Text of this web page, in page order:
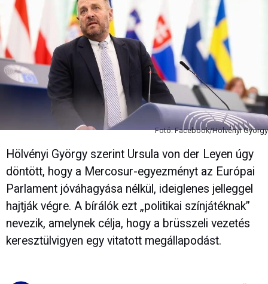
Fotó: Facebook/Hölvényi György
Hölvényi György szerint Ursula von der Leyen úgy
döntött, hogy a Mercosur-egyezményt az Európai
Parlament jóváhagyása nélkül, ideiglenes jelleggel
hajtják végre. A bírálók ezt „politikai színjátéknak”
nevezik, amelynek célja, hogy a brüsszeli vezetés
keresztülvigyen egy vitatott megállapodást.